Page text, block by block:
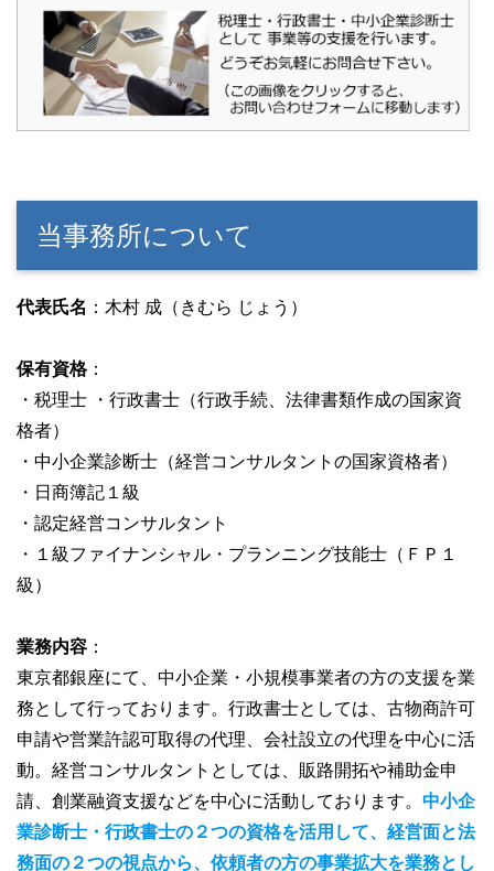
当事務所について
代表氏名 ：木村 成（きむら じょう）
保有資格：
・税理士 ・行政書士（行政手続、法律書類作成の国家資
格者）
・中小企業診断士（経営コンサルタントの国家資格者）
・日商簿記１級
・認定経営コンサルタント
・１級ファイナンシャル・プランニング技能士（ＦＰ１
級）
業務内容 ：
東京都銀座にて、中小企業・小規模事業者の方の支援を業
務として行っております。行政書士としては、古物商許可
申請や営業許認可取得の代理、会社設立の代理を中心に活
動。経営コンサルタントとしては、販路開拓や補助金申
請、創業融資支援などを中心に活動しております。 中小企
業診断士・行政書士の２つの資格を活用して、経営面と法
務面の２つの視点から、依頼者の方の事業拡大を業務とし